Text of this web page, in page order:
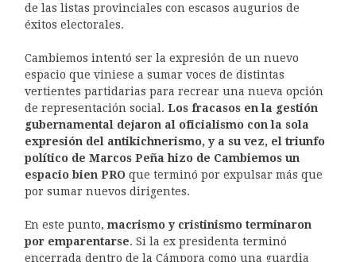
de las listas provinciales con escasos augurios de
éxitos electorales.
Cambiemos intentó ser la expresión de un nuevo
espacio que viniese a sumar voces de distintas
vertientes partidarias para recrear una nueva opción
de representación social. Los fracasos en la gestión
gubernamental dejaron al oficialismo con la sola
expresión del antikichnerismo, y a su vez, el triunfo
político de Marcos Peña hizo de Cambiemos un
espacio bien PROque terminó por expulsar más que
por sumar nuevos dirigentes.
En este punto, macrismo y cristinismo terminaron
por emparentarse. Si la ex presidenta terminó
encerrada dentro de la Cámpora como una guardia